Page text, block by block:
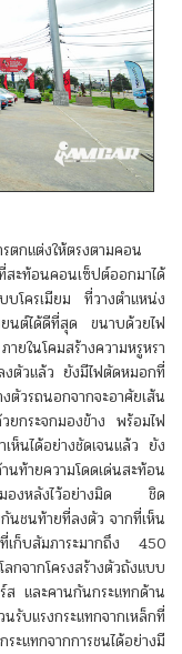
ตกแต่งให้ตรงตามคอน
ะท้อนคอนเซ็ปต์ออกมาได้
บโครเมียม ที่วางตำแหน่ง
ยนต์ได้ดีที่สุด ขนาบด้วยไฟ
ยในโคมสร้างความหรูหรา
งตัวแล้ว ยังมีไฟตัดหมอกที่
ตัวรถนอกจากจะอาศัยเส้น
ยกระจกมองข้าง พร้อมไฟ
ห็นได้อย่างชัดเจนแล้ว ยัง
นท้ายความโดดเด่นสะท้อน
งมองหลังไว้อย่างมิด ชิด
นชนท้ายที่ลงตัว จากที่เห็น
เก็บสัมภาระมากถึง 450
กจากโครงสร้างตัวถังแบบ
และคานกันกระแทกด้าน
บแรงกระแทกจากเหล็กที่
กจากการชนได้อย่างมี